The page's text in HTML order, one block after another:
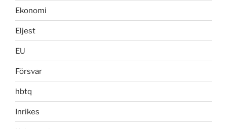
Ekonomi
Eljest
EU
Försvar
hbtq
Inrikes